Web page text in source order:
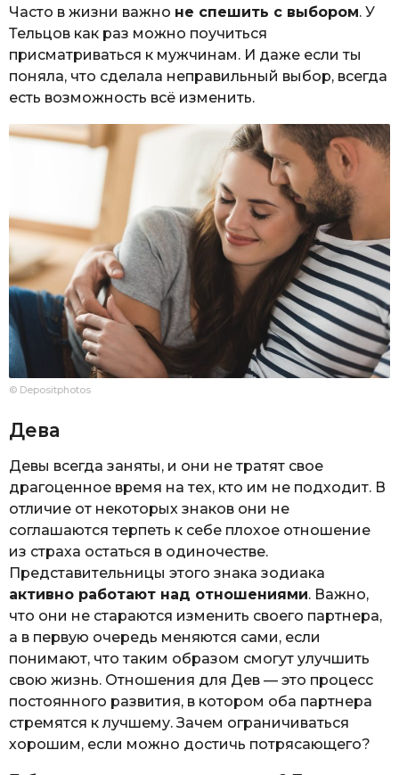
Часто в жизни важно не спешить с выбором. У
Тельцов как раз можно поучиться
присматриваться к мужчинам. И даже если ты
поняла, что сделала неправильный выбор, всегда
есть возможность всё изменить.
© Depositphotos
Дева
Девы всегда заняты, и они не тратят свое
драгоценное время на тех, кто им не подходит. В
отличие от некоторых знаков они не
соглашаются терпеть к себе плохое отношение
из страха остаться в одиночестве.
Представительницы этого знака зодиака
активно работают над отношениями. Важно,
что они не стараются изменить своего партнера,
а в первую очередь меняются сами, если
понимают, что таким образом смогут улучшить
свою жизнь. Отношения для Дев — это процесс
постоянного развития, в котором оба партнера
стремятся к лучшему. Зачем ограничиваться
хорошим, если можно достичь потрясающего?